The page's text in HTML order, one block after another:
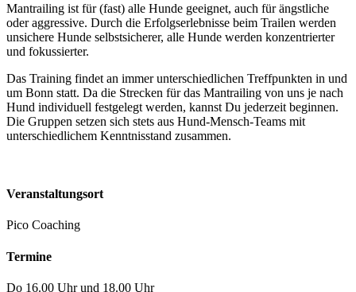
Mantrailing ist für (fast) alle Hunde geeignet, auch für ängstliche
oder aggressive. Durch die Erfolgserlebnisse beim Trailen werden
unsichere Hunde selbstsicherer, alle Hunde werden konzentrierter
und fokussierter.
Das Training findet an immer unterschiedlichen Treffpunkten in und
um Bonn statt. Da die Strecken für das Mantrailing von uns je nach
Hund individuell festgelegt werden, kannst Du jederzeit beginnen.
Die Gruppen setzen sich stets aus Hund-Mensch-Teams mit
unterschiedlichem Kenntnisstand zusammen.
Veranstaltungsort
Pico Coaching
Termine
Do 16.00 Uhr und 18.00 Uhr